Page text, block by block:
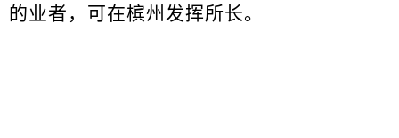
的业者，可在槟州发挥所长。